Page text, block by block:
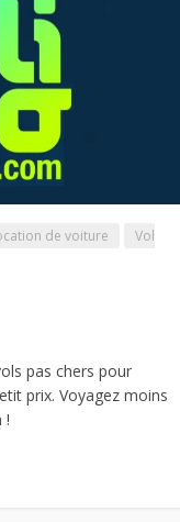
de voiture
Vol
pas chers pour
prix. Voyagez moins
!